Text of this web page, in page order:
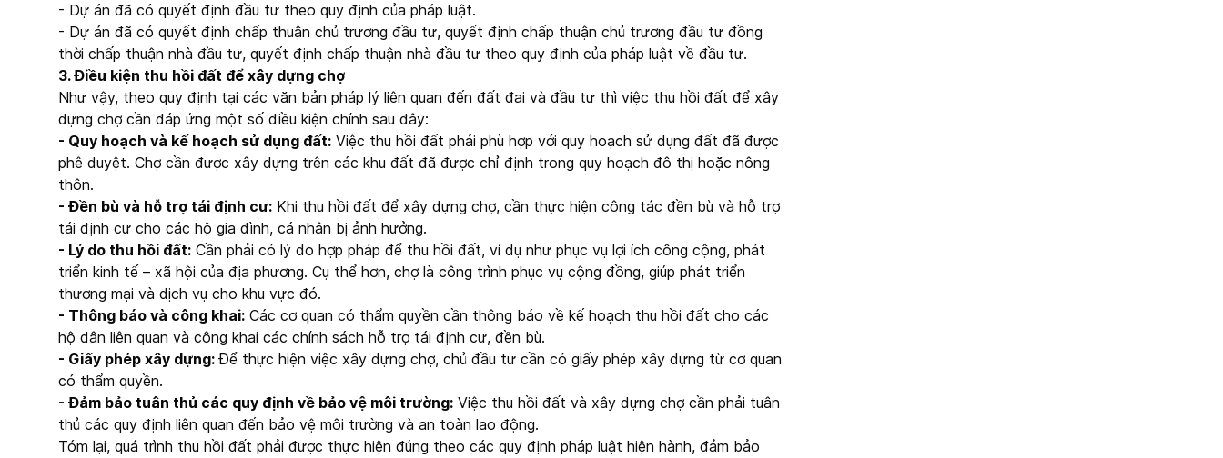
- Dự án đã có quyết định đầu tư theo quy định của pháp luật.
- Dự án đã có quyết định chấp thuận chủ trương đầu tư, quyết định chấp thuận chủ trương đầu tư đồng
thời chấp thuận nhà đầu tư, quyết định chấp thuận nhà đầu tư theo quy định của pháp luật về đầu tư.
3. Điều kiện thu hồi đất để xây dựng chợ
Như vậy, theo quy định tại các văn bản pháp lý liên quan đến đất đai và đầu tư thì việc thu hồi đất để xây
dựng chợ cần đáp ứng một số điều kiện chính sau đây:
- Quy hoạch và kế hoạch sử dụng đất: Việc thu hồi đất phải phù hợp với quy hoạch sử dụng đất đã được
phê duyệt. Chợ cần được xây dựng trên các khu đất đã được chỉ định trong quy hoạch đô thị hoặc nông
thôn.
- Đền bù và hỗ trợ tái định cư: Khi thu hồi đất để xây dựng chợ, cần thực hiện công tác đền bù và hỗ trợ
tái định cư cho các hộ gia đình, cá nhân bị ảnh hưởng.
- Lý do thu hồi đất: Cần phải có lý do hợp pháp để thu hồi đất, ví dụ như phục vụ lợi ích công cộng, phát
triển kinh tế – xã hội của địa phương. Cụ thể hơn, chợ là công trình phục vụ cộng đồng, giúp phát triển
thương mại và dịch vụ cho khu vực đó.
- Thông báo và công khai: Các cơ quan có thẩm quyền cần thông báo về kế hoạch thu hồi đất cho các
hộ dân liên quan và công khai các chính sách hỗ trợ tái định cư, đền bù.
- Giấy phép xây dựng: Để thực hiện việc xây dựng chợ, chủ đầu tư cần có giấy phép xây dựng từ cơ quan
có thẩm quyền.
- Đảm bảo tuân thủ các quy định về bảo vệ môi trường: Việc thu hồi đất và xây dựng chợ cần phải tuân
thủ các quy định liên quan đến bảo vệ môi trường và an toàn lao động.
Tóm lại, quá trình thu hồi đất phải được thực hiện đúng theo các quy định pháp luật hiện hành, đảm bảo